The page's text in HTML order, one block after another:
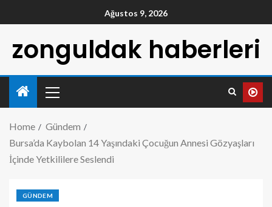
Ağustos 9, 2026
zonguldak haberleri
Home
Gündem
Bursa’da Kaybolan 14 Yaşındaki Çocuğun Annesi Gözyaşları
İçinde Yetkililere Seslendi
GÜNDEM